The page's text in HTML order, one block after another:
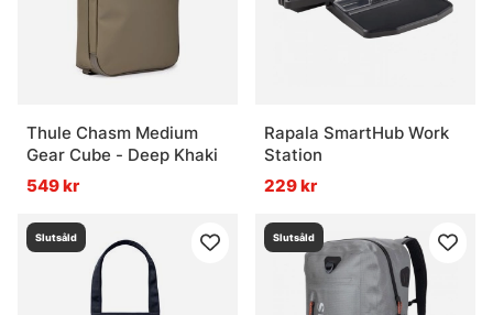
Thule Chasm Medium
Gear Cube - Deep Khaki
549 kr
Rapala SmartHub Work
Station
229 kr
Slutsåld Slutsåld